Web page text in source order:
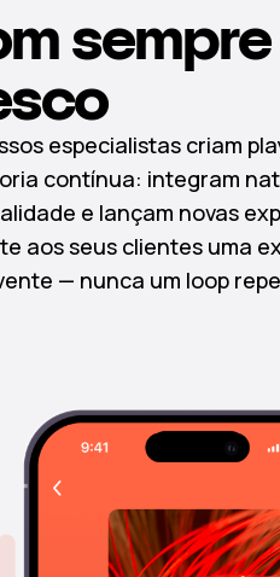
sempre
especialistas criam
contínua: integram
e lançam novas
aos seus clientes uma
— nunca um loop